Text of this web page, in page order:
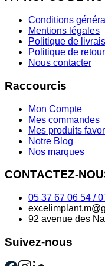
Conditions
Mentions légales
Politique de
Politique de
Nous contacter
Raccourcis
Mon Compte
Mes commandes
Mes produits
Notre Blog
Nos marques
CONTACTEZ-
05 37 67 06 54 /
92 avenue des
Suivez-nous